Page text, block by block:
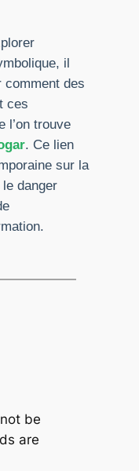
il
comment des
ces
l’on trouve
. Ce lien
sur la
danger
be
are